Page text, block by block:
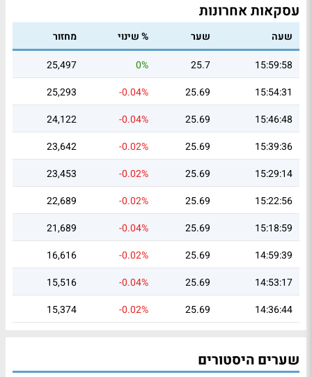
עסקאות אחרונות
שעה שער % שינוי
מחזור
15:59:58
25.7
0%
25,497
15:54:31
25.69
-0.04%
25,293
15:46:48
25.69
-0.04%
24,122
15:39:36
25.69
-0.02%
23,642
15:29:14
25.69
-0.02%
23,453
15:22:56
25.69
-0.02%
22,689
15:18:59
25.69
-0.04%
21,689
14:59:39
25.69
-0.02%
16,616
14:53:17
25.69
-0.04%
15,516
14:36:44
25.69
-0.02%
15,374
שערים היסטורים